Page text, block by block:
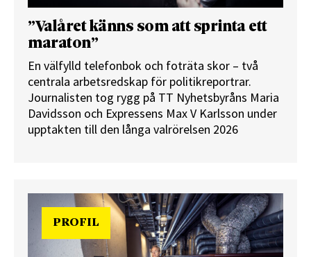
”Valåret känns som att sprinta ett
maraton”
En välfylld telefonbok och foträta skor – två
centrala arbetsredskap för politikreportrar.
Journalisten tog rygg på TT Nyhetsbyråns Maria
Davidsson och Expressens Max V Karlsson under
upptakten till den långa valrörelsen 2026
PROFIL